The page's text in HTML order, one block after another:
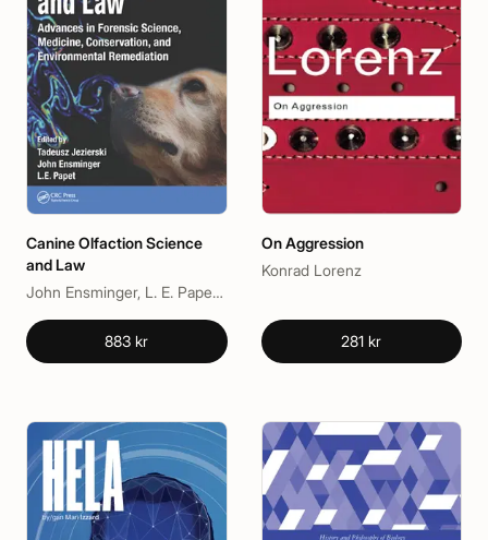
Canine Olfaction Science
and Law
John Ensminger, L. E. Papet, Tadeusz Jezierski
883 kr
On Aggression
Konrad Lorenz
281 kr